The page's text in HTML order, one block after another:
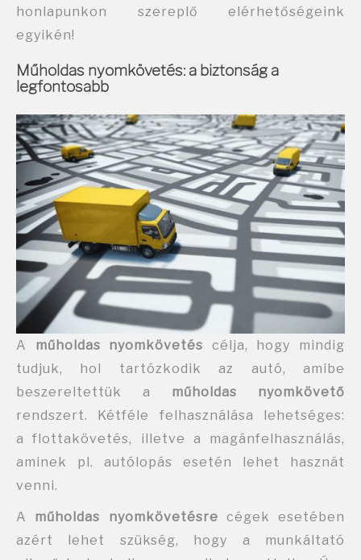
honlapunkon szereplő elérhetőségeink
egyikén!
Műholdas nyomkövetés: a biztonság a
legfontosabb
A műholdas nyomkövetés célja, hogy mindig
tudjuk, hol tartózkodik az autó, amibe
beszereltettük a műholdas nyomkövető
rendszert. Kétféle felhasználása lehetséges:
a flottakövetés, illetve a magánfelhasználás,
aminek pl. autólopás esetén lehet hasznát
venni.
A műholdas nyomkövetésre cégek esetében
azért lehet szükség, hogy a munkáltató